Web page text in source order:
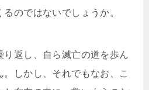
のではないでしょうか。
り返し、自ら滅亡の道を歩ん
しかし、それでもなお、こ